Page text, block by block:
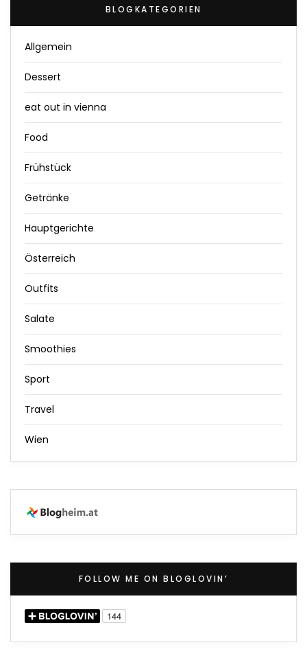
BLOGKATEGORIEN
Allgemein
Dessert
eat out in vienna
Food
Frühstück
Getränke
Hauptgerichte
Österreich
Outfits
Salate
Smoothies
Sport
Travel
Wien
FOLLOW ME ON BLOGLOVIN’